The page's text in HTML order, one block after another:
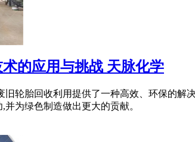
的应用与挑战 天脉化学
轮胎回收利用提供了一种高效、环保的
为绿色制造做出更大的贡献。